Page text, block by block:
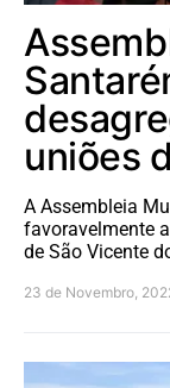
uniões
A Assembleia
favoravelmente
de São Vicente
23 de Novembro,